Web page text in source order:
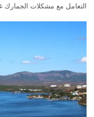
التعامل مع مشكلات الجمارك